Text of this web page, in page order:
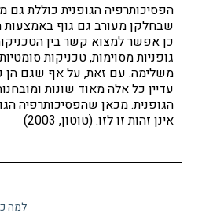
הפסיכותרפיה הגופנית כוללת גם
שבחלקן מעורב גם גוף באמצעות
כן אפשר למצוא קשר בין
גופניות מסוימות, טכניקות
משלימה. עם זאת, על אף שגם הן
עדיין כל אלה מאוד שונות
הגופנית. מכאן שהפסיכותרפיה
אינן זהות זו לזו. (טוטון, 2003)